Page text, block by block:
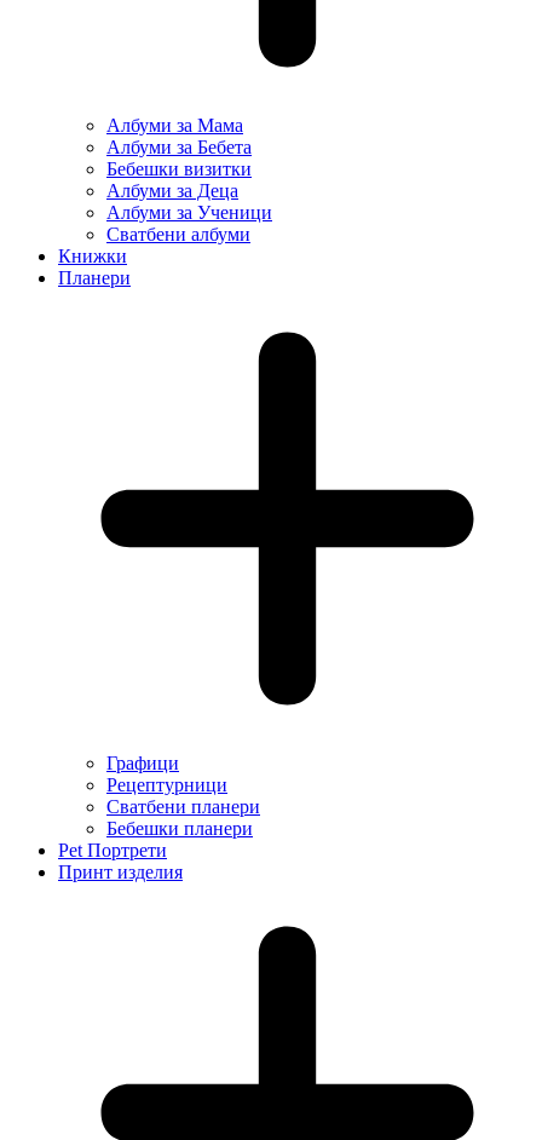
Албуми за Мама
Албуми за Бебета
Бебешки визитки
Албуми за Деца
Албуми за Ученици
Сватбени албуми
Книжки
Планери
Графици
Рецептурници
Сватбени планери
Бебешки планери
Pet Портрети
Принт изделия